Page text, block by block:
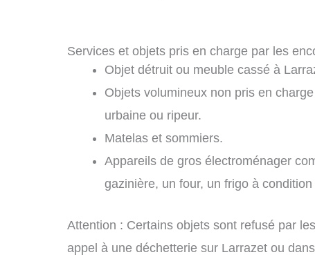
Services et objets pris en charge par les
Objet détruit ou meuble cassé à
Objets volumineux non pris en
urbaine ou ripeur.
Matelas et sommiers.
Appareils de gros électroménager
gazinière, un four, un frigo à
Attention : Certains objets sont refusé par
appel à une déchetterie sur Larrazet ou